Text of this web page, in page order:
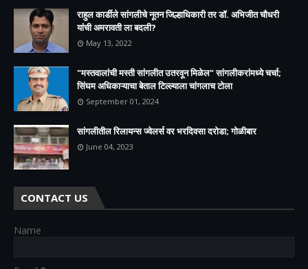
राहुल कार्डीले सांगलीचे नूतन जिल्हाधिकारी तर डॉ. अभिजीत चौधरी
यांची अमरावती ला बदली?
May 13, 2022
"मस्तवालांची मस्ती सांगलीत उतरवून मिळेल" सांगलीकरांमध्ये चर्चा;
सिंघम अधिकाऱ्याचा बेताल टिल्ल्याला चांगलाच टोला
September 01, 2024
सांगलीतील रिलायन्स ज्वेलर्स वर भरदिवसा दरोडा; गोळीबार
June 04, 2023
CONTACT US
Name